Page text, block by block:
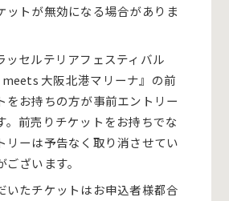
ットが無効になる場合がありま
ッセルテリアフェスティバル
meets 大阪北港マリーナ』の前
をお持ちの方が事前エントリー
。前売りチケットをお持ちでな
リーは予告なく取り消させてい
ざいます。
いたチケットはお申込者様都合